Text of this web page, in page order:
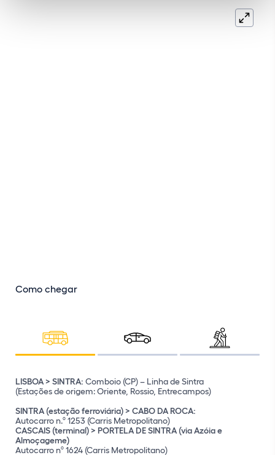
Como chegar
LISBOA > SINTRA: Comboio (CP) – Linha de Sintra
(Estações de origem: Oriente, Rossio, Entrecampos)
SINTRA (estação ferroviária) > CABO DA ROCA:
Autocarro n.º 1253 (Carris Metropolitano)
CASCAIS (terminal) > PORTELA DE SINTRA (via Azóia e
Almoçageme)
Autocarro nº 1624 (Carris Metropolitano)